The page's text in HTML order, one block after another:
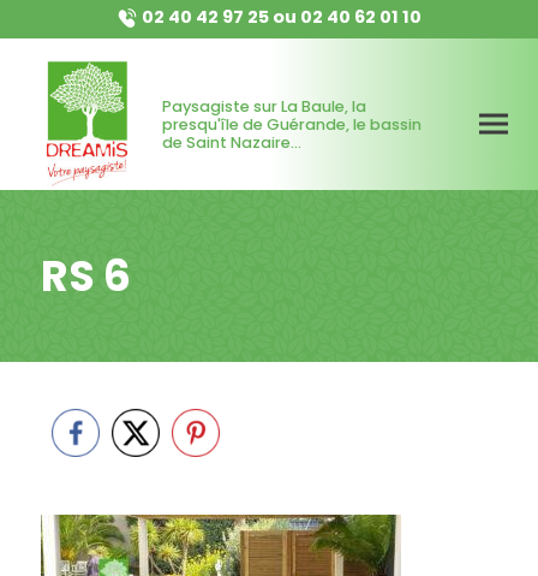
02 40 42 97 25ou 02 40 62 01 10
Paysagiste sur La Baule, la
presqu'île de Guérande, le bassin
de Saint Nazaire...
RS 6